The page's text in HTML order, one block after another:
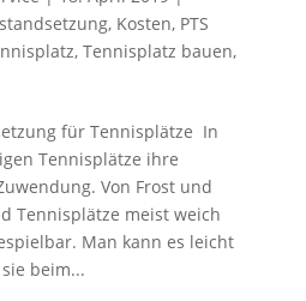
, Kosten, PTS
, Tennisplatz bauen,
für Tennisplätze In
Tennisplätze ihre
Von Frost und
Tennisplätze meist weich
Man kann es leicht
beim...